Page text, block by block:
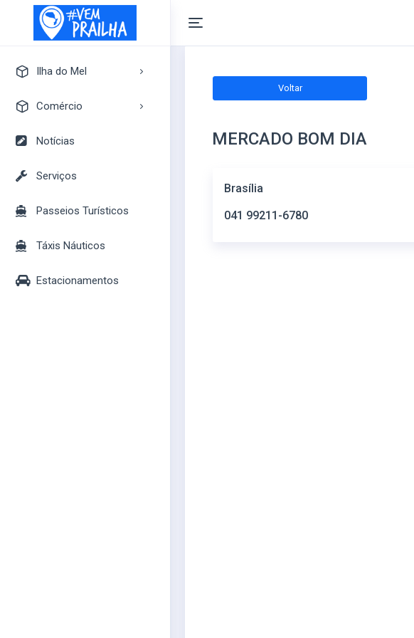
Ilha do Mel
A Ilha do Mel
Comércio
Pousadas
Casas
Mercados
Notícias
Serviços
Passeios Turísticos
Táxis Náuticos
Estacionamentos
Voltar
MERCADO BOM DIA
Brasília
041 99211-6780